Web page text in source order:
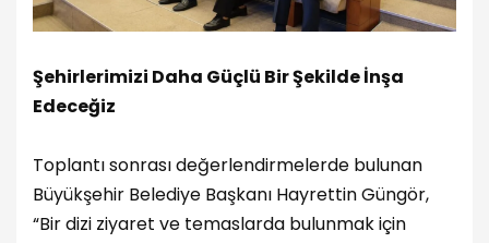
Şehirlerimizi Daha Güçlü Bir Şekilde İnşa
Edeceğiz
Toplantı sonrası değerlendirmelerde bulunan
Büyükşehir Belediye Başkanı Hayrettin Güngör,
“Bir dizi ziyaret ve temaslarda bulunmak için